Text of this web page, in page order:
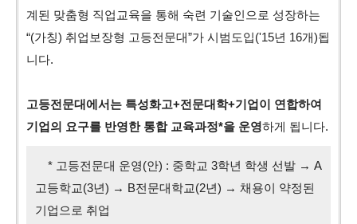
계된 맞춤형 직업교육을 통해 숙련 기술인으로 성장하는
“(가칭) 취업보장형 고등전문대”가 시범도입('15년 16개)됩
니다.
고등전문대에서는 특성화고+전문대학+기업이 연합하여
기업의 요구를 반영한 통합 교육과정*을 운영하게 됩니다.
* 고등전문대 운영(안) : 중학교 3학년 학생 선발 → A
고등학교(3년) → B전문대학교(2년) → 채용이 약정된
기업으로 취업